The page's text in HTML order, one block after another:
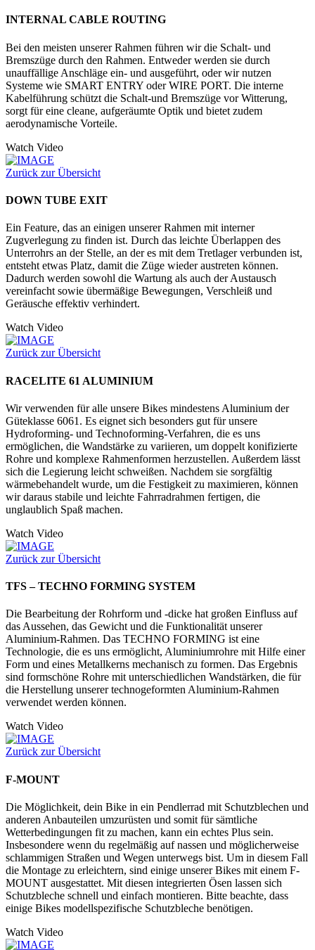
INTERNAL CABLE ROUTING
Bei den meisten unserer Rahmen führen wir die Schalt- und
Bremszüge durch den Rahmen. Entweder werden sie durch
unauffällige Anschläge ein- und ausgeführt, oder wir nutzen
Systeme wie SMART ENTRY oder WIRE PORT. Die interne
Kabelführung schützt die Schalt-und Bremszüge vor Witterung,
sorgt für eine cleane, aufgeräumte Optik und bietet zudem
aerodynamische Vorteile.
Watch Video
Zurück zur Übersicht
DOWN TUBE EXIT
Ein Feature, das an einigen unserer Rahmen mit interner
Zugverlegung zu finden ist. Durch das leichte Überlappen des
Unterrohrs an der Stelle, an der es mit dem Tretlager verbunden ist,
entsteht etwas Platz, damit die Züge wieder austreten können.
Dadurch werden sowohl die Wartung als auch der Austausch
vereinfacht sowie übermäßige Bewegungen, Verschleiß und
Geräusche effektiv verhindert.
Watch Video
Zurück zur Übersicht
RACELITE 61 ALUMINIUM
Wir verwenden für alle unsere Bikes mindestens Aluminium der
Güteklasse 6061. Es eignet sich besonders gut für unsere
Hydroforming- und Technoforming-Verfahren, die es uns
ermöglichen, die Wandstärke zu variieren, um doppelt konifizierte
Rohre und komplexe Rahmenformen herzustellen. Außerdem lässt
sich die Legierung leicht schweißen. Nachdem sie sorgfältig
wärmebehandelt wurde, um die Festigkeit zu maximieren, können
wir daraus stabile und leichte Fahrradrahmen fertigen, die
unglaublich Spaß machen.
Watch Video
Zurück zur Übersicht
TFS – TECHNO FORMING SYSTEM
Die Bearbeitung der Rohrform und -dicke hat großen Einfluss auf
das Aussehen, das Gewicht und die Funktionalität unserer
Aluminium-Rahmen. Das TECHNO FORMING ist eine
Technologie, die es uns ermöglicht, Aluminiumrohre mit Hilfe einer
Form und eines Metallkerns mechanisch zu formen. Das Ergebnis
sind formschöne Rohre mit unterschiedlichen Wandstärken, die für
die Herstellung unserer technogeformten Aluminium-Rahmen
verwendet werden können.
Watch Video
Zurück zur Übersicht
F-MOUNT
Die Möglichkeit, dein Bike in ein Pendlerrad mit Schutzblechen und
anderen Anbauteilen umzurüsten und somit für sämtliche
Wetterbedingungen fit zu machen, kann ein echtes Plus sein.
Insbesondere wenn du regelmäßig auf nassen und möglicherweise
schlammigen Straßen und Wegen unterwegs bist. Um in diesem Fall
die Montage zu erleichtern, sind einige unserer Bikes mit einem F-
MOUNT ausgestattet. Mit diesen integrierten Ösen lassen sich
Schutzbleche schnell und einfach montieren. Bitte beachte, dass
einige Bikes modellspezifische Schutzbleche benötigen.
Watch Video